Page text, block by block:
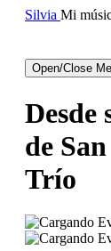
Silvia Mi
de
silvia
de
silvia
de
silvia
Open/Close
Desde
de
Trío